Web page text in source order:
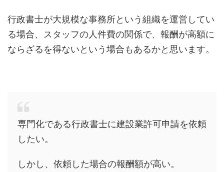
行政書士が大規模な事務所という組織を運営してい
る場合、スタッフの人件費の関係で、報酬が高額に
ならざるを得ないという場合もあるかと思います。
専門化である行政書士に建設業許可申請を依頼
したい。
しかし、依頼した場合の報酬額が高い。